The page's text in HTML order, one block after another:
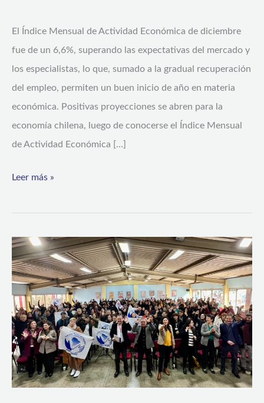
El Índice Mensual de Actividad Económica de diciembre
fue de un 6,6%, superando las expectativas del mercado y
los especialistas, lo que, sumado a la gradual recuperación
del empleo, permiten un buen inicio de año en materia
económica. Positivas proyecciones se abren para la
economía chilena, luego de conocerse el Índice Mensual
de Actividad Económica […]
Leer más »
Dirección
del
Trabajo
publica
tres
investigaciones
sobre
perspectivas